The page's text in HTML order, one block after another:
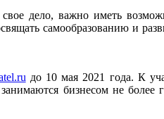
дело, важно иметь
самообразованию и
до 10 мая 2021 года. К
бизнесом не